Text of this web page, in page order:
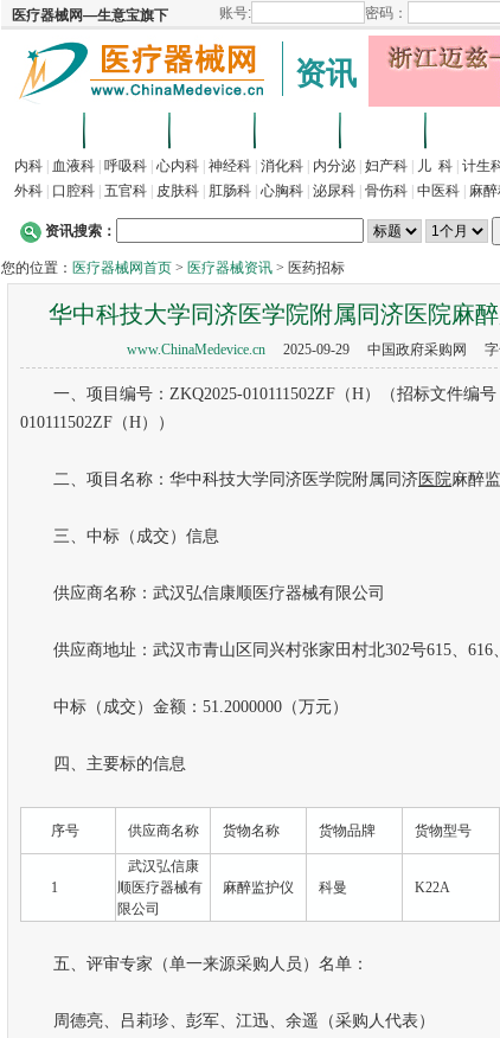
资讯
内科 血液科 呼吸科 心内科 神经科 消化科 内分泌 妇产科 儿 科 计生
外科
口腔科 五官科 皮肤科 肛肠科 心胸科 泌尿科 骨伤科 中医科 麻
资讯搜索：
您的位置： 医疗器械网首页 > 医疗器械资讯 > 医药招标
华中科技大学同济医学院附属同济医院麻
www.ChinaMedevice.cn2025-09-29 中国政府采购网 字
一、项目编号：ZKQ2025-010111502ZF（H）（招标文件编号
010111502ZF（H））
二、项目名称：华中科技大学同济医学院附属同济 医院麻醉
三、中标（成交）信息
供应商名称：武汉弘信康顺医疗器械有限公司
供应商地址：武汉市青山区同兴村张家田村北302号615、616
中标（成交）金额：51.2000000（万元）
四、主要标的信息
序号 供应商名称 货物名称 货物品牌 货物型号
1
武汉弘信康
顺医疗器械有
限公司
麻醉监护仪 科曼 K22A
五、评审专家（单一来源采购人员）名单：
周德亮、吕莉珍、彭军、江迅、余遥（采购人代表）